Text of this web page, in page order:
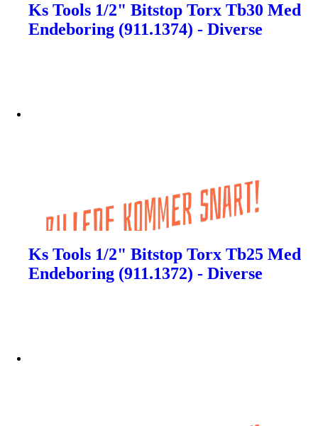
Ks Tools 1/2" Bitstop Torx Tb30 Med
Endeboring (911.1374) - Diverse
Ks Tools 1/2" Bitstop Torx Tb25 Med
Endeboring (911.1372) - Diverse